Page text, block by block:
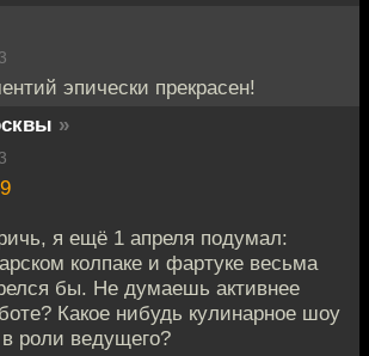
эпически прекрасен!
»
я ещё 1 апреля подумал:
колпаке и фартуке весьма
бы. Не думаешь активнее
Какое нибудь кулинарное шоу
роли ведущего?